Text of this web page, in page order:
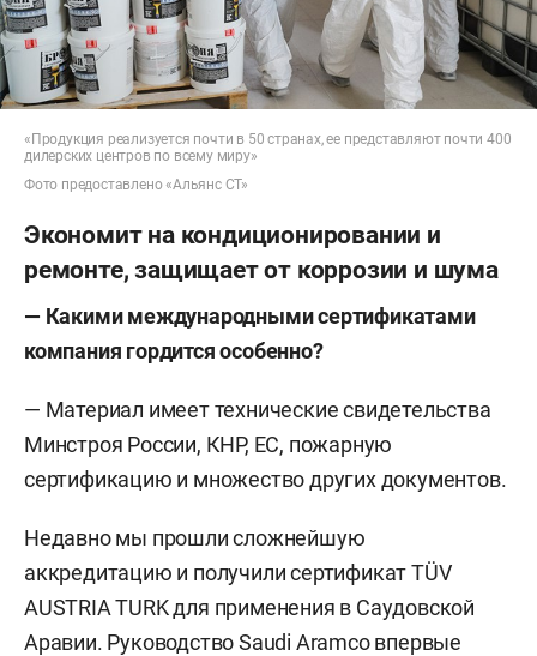
«Продукция реализуется почти в 50 странах, ее представляют почти 400
дилерских центров по всему миру»
Фото предоставлено «Альянс СТ»
Экономит на кондиционировании и
ремонте, защищает от коррозии и шума
— Какими международными сертификатами
компания гордится особенно?
— Материал имеет технические свидетельства
Минстроя России, КНР, ЕС, пожарную
сертификацию и множество других документов.
Недавно мы прошли сложнейшую
аккредитацию и получили сертификат TÜV
AUSTRIA TURK для применения в Саудовской
Аравии. Руководство Saudi Aramco впервые